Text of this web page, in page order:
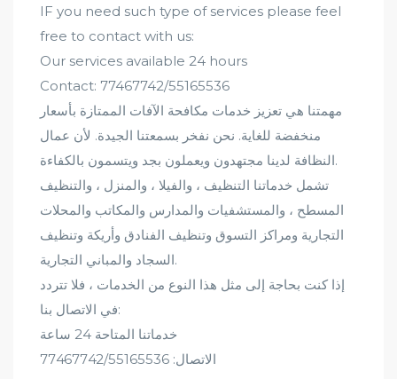
IF you need such type of services please feel
free to contact with us:
Our services available 24 hours
Contact: 77467742/55165536
مهمتنا هي تعزيز خدمات مكافحة الآفات الممتازة بأسعار
منخفضة للغاية. نحن نفخر بسمعتنا الجيدة. لأن عمال
النظافة لدينا مجتهدون ويعملون بجد ويتسمون بالكفاءة.
تشمل خدماتنا التنظيف ، والفيلا ، والمنزل ، والتنظيف
المسطح ، والمستشفيات والمدارس والمكاتب والمحلات
التجارية ومراكز التسوق وتنظيف الفنادق وأريكة وتنظيف
السجاد والمباني التجارية.
إذا كنت بحاجة إلى مثل هذا النوع من الخدمات ، فلا تتردد
في الاتصال بنا:
خدماتنا المتاحة 24 ساعة
الاتصال: 77467742/55165536